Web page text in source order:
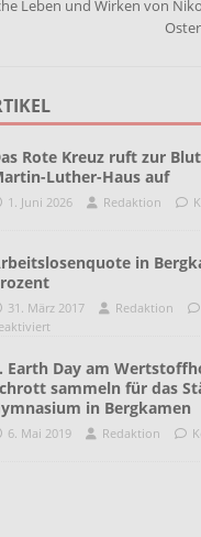
Leben und Wirken von
Rote Kreuz ruft zur
Luther-Haus auf
1. Juni 2026 Redaktion
in
31. März 2017 Redaktion
Earth Day am
sammeln für das
in Bergkamen
6. Mai 2019 Redaktion